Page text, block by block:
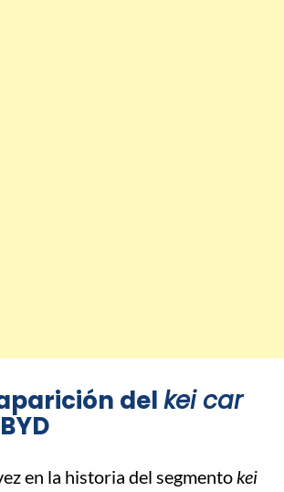
delkei car
en la historia del segmento kei